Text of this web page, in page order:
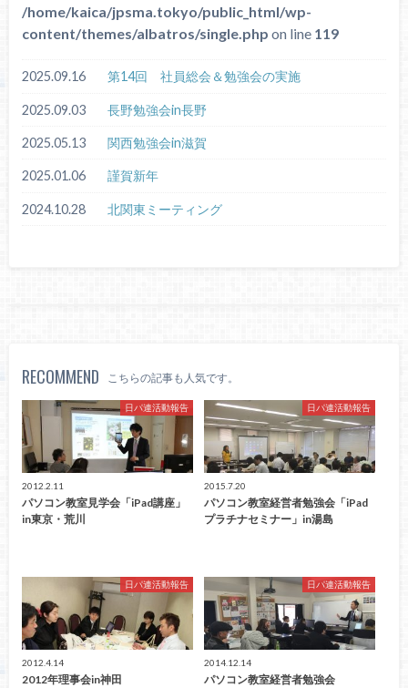
/home/kaica/jpsma.tokyo/public_html/wp-
content/themes/albatros/single.php on line 119
2025.09.16 第14回 社員総会＆勉強会の実施
2025.09.03 長野勉強会in長野
2025.05.13 関西勉強会in滋賀
2025.01.06 謹賀新年
2024.10.28 北関東ミーティング
RECOMMEND こちらの記事も人気です。
日パ連活動報告
2012.2.11
パソコン教室見学会「iPad講座」
in東京・荒川
日パ連活動報告
2015.7.20
パソコン教室経営者勉強会「iPad
プラチナセミナー」in湯島
日パ連活動報告
2012.4.14
2012年理事会in神田
日パ連活動報告
2014.12.14
パソコン教室経営者勉強会